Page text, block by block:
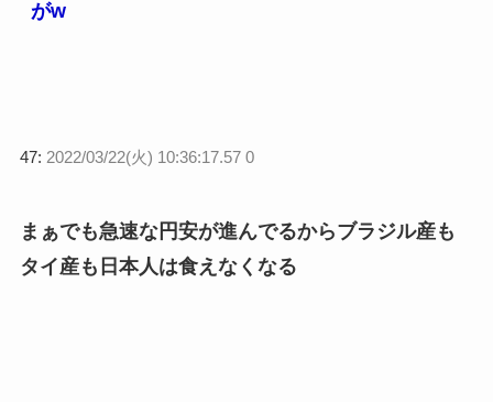
がw
47: 2022/03/22(火) 10:36:17.57 0
まぁでも急速な円安が進んでるからブラジル産も
タイ産も日本人は食えなくなる